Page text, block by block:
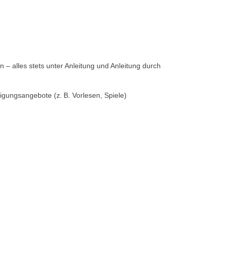
– alles stets unter Anleitung und Anleitung durch
(z. B. Vorlesen, Spiele)